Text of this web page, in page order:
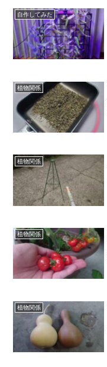
自作してみた
植物関係
植物関係
植物関係
植物関係